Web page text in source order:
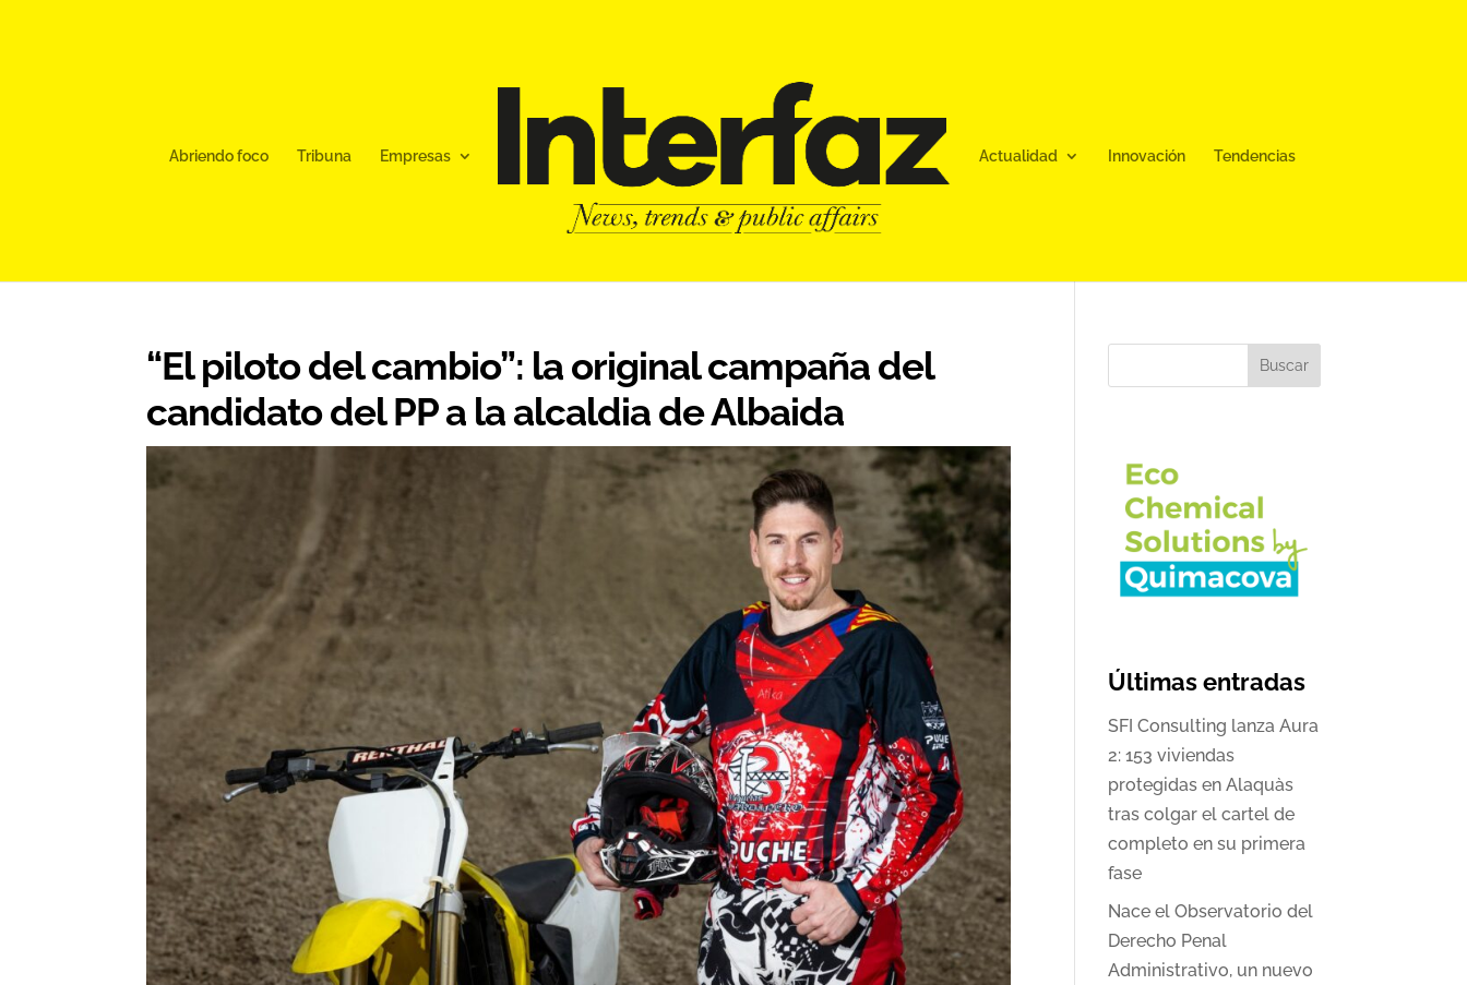
Abriendo foco Tribuna Empresas Actualidad Innovación Tendencias
“El piloto del cambio”: la original campaña del
candidato del PP a la alcaldia de Albaida
Buscar
Últimas entradas
SFI Consulting lanza Aura
2: 153 viviendas
protegidas en Alaquàs
tras colgar el cartel de
completo en su primera
fase
Nace el Observatorio del
Derecho Penal
Administrativo, un nuevo